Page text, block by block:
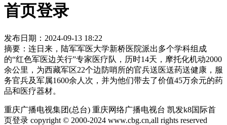
首页登录
发布日期：2024-09-13 18:22
摘要：连日来，陆军军医大学新桥医院派出多个学科组成
的“红色军医边关行”专家医疗队，历时14天，摩托化机动2000
余公里，为西藏军区22个边防哨所的官兵送医送药送健康，服
务官兵及军属1600余人次，并为他们带去了价值45万余元的药
品和医疗器材。
重庆广播电视集团(总台) 重庆网络广播电视台 凯发k8国际首
页登录 copyright © 2000-2024 www.cbg.cn,all rights reserved